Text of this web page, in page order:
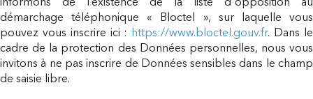
informons de l’existence de la liste d'opposition au
démarchage téléphonique « Bloctel », sur laquelle vous
pouvez vous inscrire ici : https://www.bloctel.gouv.fr. Dans le
cadre de la protection des Données personnelles, nous vous
invitons à ne pas inscrire de Données sensibles dans le champ
de saisie libre.